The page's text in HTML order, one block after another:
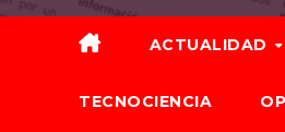
ACTUALIDAD
TECNOCIENCIA